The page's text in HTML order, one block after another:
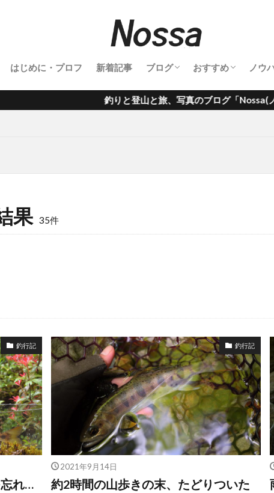
はじめに・プロフ 新着記事 ブログ
釣行記
登山記
キャンプ
旅行記
鉄道撮影
サーフィン
雑記
おすすめ
釣り具
登山道具
撮影機材
温泉
グルメ
サーフアイテム
ノウ
カ
釣りと登山と旅、写真のブログ「Nossa(ノッサ)」。主に、釣行記
果 35件
釣行記
れ…
釣行記
2021年9月14日
約2時間の山歩きの末、たどりついた